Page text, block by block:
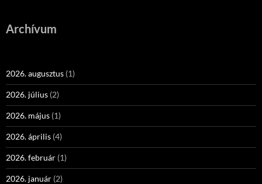
Archívum
2026. augusztus (1)
2026. július (2)
2026. május (1)
2026. április (4)
2026. február (1)
2026. január (2)